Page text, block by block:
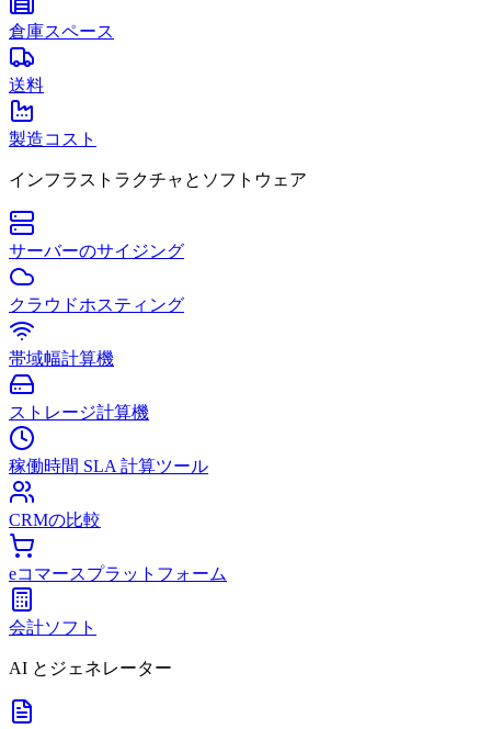
倉庫スペース
送料
製造コスト
インフラストラクチャとソフトウェア
サーバーのサイジング
クラウドホスティング
帯域幅計算機
ストレージ計算機
稼働時間 SLA 計算ツール
CRMの比較
eコマースプラットフォーム
会計ソフト
AI とジェネレーター